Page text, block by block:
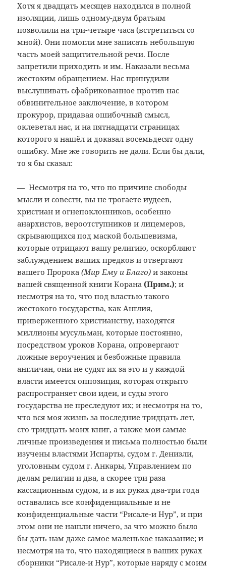
Хотя я двадцать месяцев находился в полной
изоляции, лишь одному-двум братьям
позволили на три-четыре часа (встретиться со
мной). Они помогли мне записать небольшую
часть моей защитительной речи. После
запретили приходить и им. Наказали весьма
жестоким обращением. Нас принудили
выслушивать сфабрикованное против нас
обвинительное заключение, в котором
прокурор, придавая ошибочный смысл,
оклеветал нас, и на пятнадцати страницах
которого я нашёл и доказал восемьдесят одну
ошибку. Мне же говорить не дали. Если бы дали,
то я бы сказал:
— Несмотря на то, что по причине свободы
мысли и совести, вы не трогаете иудеев,
христиан и огнепоклонников, особенно
анархистов, вероотступников и лицемеров,
скрывающихся под маской большевизма,
которые отрицают вашу религию, оскорбляют
заблуждением ваших предков и отвергают
вашего Пророка(Мир Ему и Благо) и законы
вашей священной книги Корана (Прим.); и
несмотря на то, что под властью такого
жестокого государства, как Англия,
приверженного христианству, находятся
миллионы мусульман, которые постоянно,
посредством уроков Корана, опровергают
ложные вероучения и безбожные правила
англичан, они не судят их за это и у каждой
власти имеется оппозиция, которая открыто
распространяет свои идеи, и суды этого
государства не преследуют их; и несмотря на то,
что вся моя жизнь за последние тридцать лет,
сто тридцать моих книг, а также мои самые
личные произведения и письма полностью были
изучены властями Испарты, судом г. Денизли,
уголовным судом г. Анкары, Управлением по
делам религии и два, а скорее три раза
кассационным судом, и в их руках два-три года
оставались все конфиденциальные и не
конфиденциальные части “Рисале-и Нур”, и при
этом они не нашли ничего, за что можно было
бы дать нам даже самое маленькое наказание; и
несмотря на то, что находящиеся в ваших руках
сборники “Рисале-и Нур”, которые наряду с моим